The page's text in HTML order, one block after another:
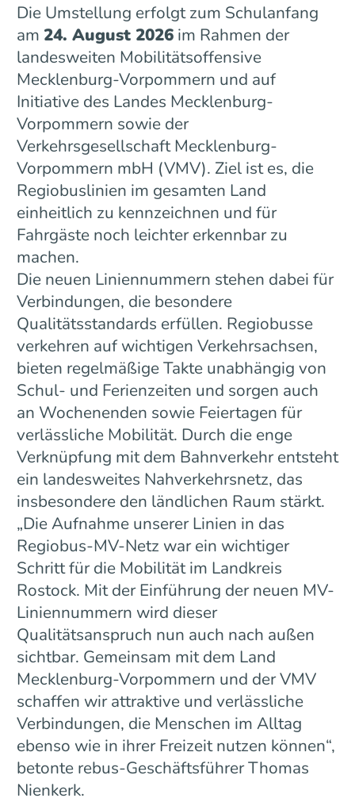
Die Umstellung erfolgt zum Schulanfang
am 24. August 2026im Rahmen der
landesweiten Mobilitätsoffensive
Mecklenburg-Vorpommern und auf
Initiative des Landes Mecklenburg-
Vorpommern sowie der
Verkehrsgesellschaft Mecklenburg-
Vorpommern mbH (VMV). Ziel ist es, die
Regiobuslinien im gesamten Land
einheitlich zu kennzeichnen und für
Fahrgäste noch leichter erkennbar zu
machen.
Die neuen Liniennummern stehen dabei für
Verbindungen, die besondere
Qualitätsstandards erfüllen. Regiobusse
verkehren auf wichtigen Verkehrsachsen,
bieten regelmäßige Takte unabhängig von
Schul- und Ferienzeiten und sorgen auch
an Wochenenden sowie Feiertagen für
verlässliche Mobilität. Durch die enge
Verknüpfung mit dem Bahnverkehr entsteht
ein landesweites Nahverkehrsnetz, das
insbesondere den ländlichen Raum stärkt.
„Die Aufnahme unserer Linien in das
Regiobus-MV-Netz war ein wichtiger
Schritt für die Mobilität im Landkreis
Rostock. Mit der Einführung der neuen MV-
Liniennummern wird dieser
Qualitätsanspruch nun auch nach außen
sichtbar. Gemeinsam mit dem Land
Mecklenburg-Vorpommern und der VMV
schaffen wir attraktive und verlässliche
Verbindungen, die Menschen im Alltag
ebenso wie in ihrer Freizeit nutzen können“,
betonte rebus-Geschäftsführer Thomas
Nienkerk.